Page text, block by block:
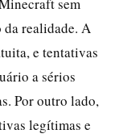
da realidade. A
e tentativas
a sérios
Por outro lado,
legítimas e